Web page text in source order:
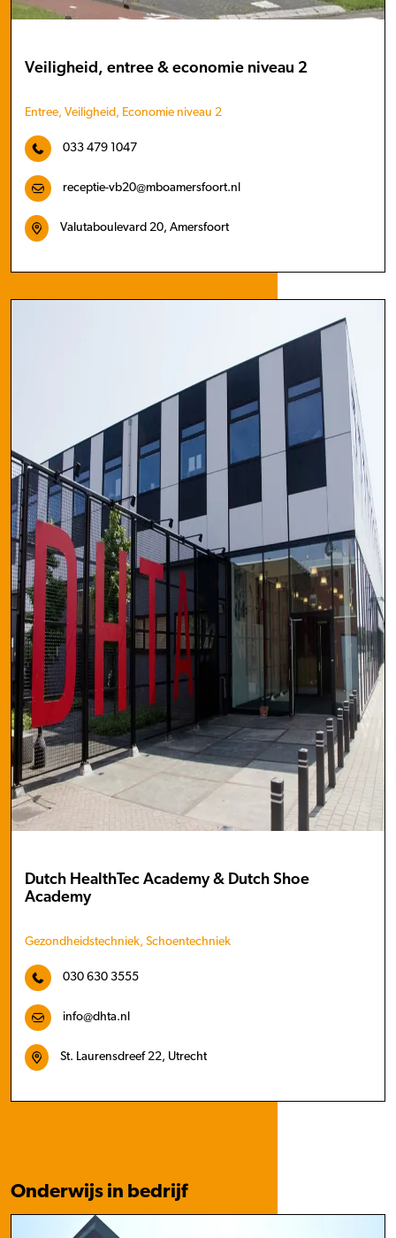
Veiligheid, entree & economie niveau 2
Entree, Veiligheid, Economie niveau 2
033 479 1047
receptie-vb20@mboamersfoort.nl
Valutaboulevard 20, Amersfoort
Dutch HealthTec Academy & Dutch Shoe
Academy
Gezondheidstechniek, Schoentechniek
030 630 3555
info@dhta.nl
St. Laurensdreef 22, Utrecht
Onderwijs in bedrijf